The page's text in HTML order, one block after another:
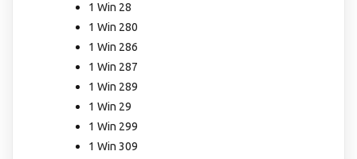
1 Win 28
1 Win 280
1 Win 286
1 Win 287
1 Win 289
1 Win 29
1 Win 299
1 Win 309